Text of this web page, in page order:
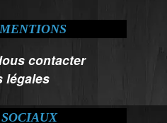
contacter
légales